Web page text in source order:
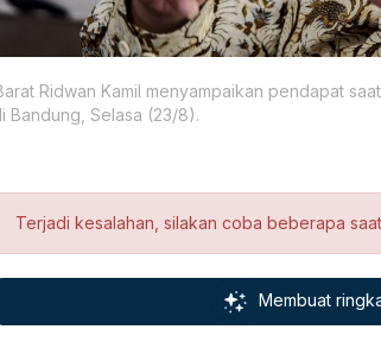
Ridwan Kamil menyampaikan pendapat
Bandung, Selasa (23/8).
Terjadi kesalahan, silakan coba beberapa
Membuat